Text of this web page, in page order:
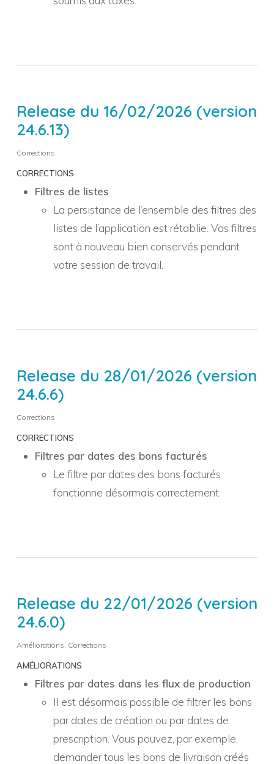
Release du 16/02/2026 (version
24.6.13)
Corrections
CORRECTIONS
Filtres de listes
La persistance de l’ensemble des filtres des
listes de l’application est rétablie. Vos filtres
sont à nouveau bien conservés pendant
votre session de travail.
Release du 28/01/2026 (version
24.6.6)
Corrections
CORRECTIONS
Filtres par dates des bons facturés
Le filtre par dates des bons facturés
fonctionne désormais correctement.
Release du 22/01/2026 (version
24.6.0)
Améliorations, Corrections
AMÉLIORATIONS
Filtres par dates dans les flux de production
Il est désormais possible de filtrer les bons
par dates de création ou par dates de
prescription. Vous pouvez, par exemple,
demander tous les bons de livraison créés